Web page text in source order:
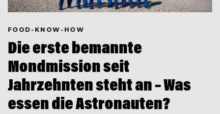
FOOD-KNOW-HOW
Die erste bemannte
Mondmission seit
Jahrzehnten steht an – Was
essen die Astronauten?